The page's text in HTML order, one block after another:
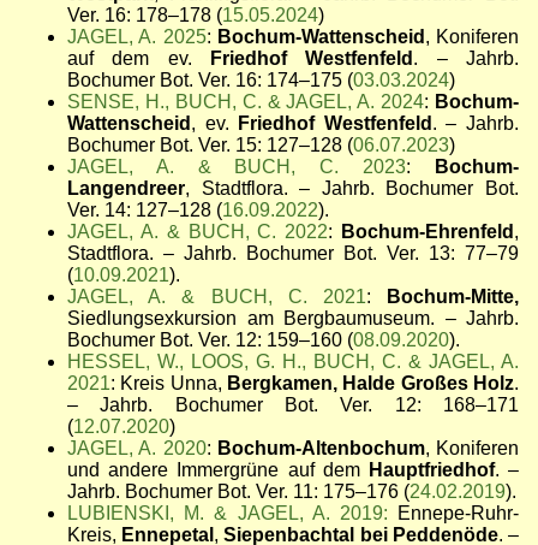
Ver. 16: 178–178 (15.05.2024)
JAGEL, A. 2025: Bochum-Wattenscheid , Koniferen
auf dem ev.
Friedhof Westfenfeld . – Jahrb.
Bochumer Bot. Ver. 16: 174–175 (03.03.2024)
SENSE, H., BUCH, C. & JAGEL, A. 2024: Bochum-
Wattenscheid , ev. Friedhof Westfenfeld . – Jahrb.
Bochumer Bot. Ver. 15: 127–128 (06.07.2023)
JAGEL, A. & BUCH, C. 2023:
Bochum-
Langendreer, Stadtflora. – Jahrb. Bochumer Bot.
Ver. 14: 127–128 (16.09.2022).
JAGEL, A. & BUCH, C. 2022: Bochum-Ehrenfeld ,
Stadtflora. – Jahrb. Bochumer Bot. Ver. 13: 77–79
(10.09.2021).
JAGEL, A. & BUCH, C. 2021:
Bochum-Mitte,
Siedlungsexkursion am Bergbaumuseum. – Jahrb.
Bochumer Bot. Ver. 12: 159–160 (08.09.2020).
HESSEL, W., LOOS, G. H., BUCH, C. & JAGEL, A.
2021: Kreis Unna, Bergkamen, Halde Großes Holz.
– Jahrb. Bochumer Bot. Ver. 12: 168–171
(12.07.2020)
JAGEL, A. 2020: Bochum-Altenbochum, Koniferen
und andere Immergrüne auf dem Hauptfriedhof. –
Jahrb. Bochumer Bot. Ver. 11: 175–176 (24.02.2019).
LUBIENSKI, M. & JAGEL, A. 2019: Ennepe-Ruhr-
Kreis, Ennepetal ,Siepenbachtal bei Peddenöde. –